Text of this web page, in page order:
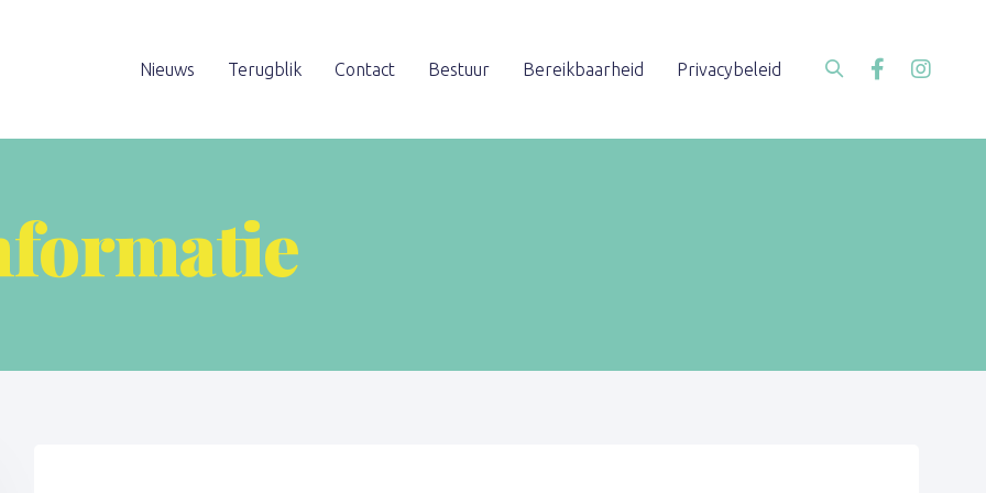
Nieuws Terugblik Contact Bestuur Bereikbaarheid Privacybeleid